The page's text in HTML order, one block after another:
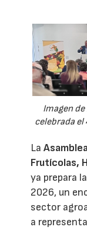
Imagen
celebrada el
La
Frutícolas,
ya prepara
2026, un
sector
a